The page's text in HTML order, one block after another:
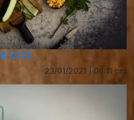
2020
23/01/2021 | 06:11 pm